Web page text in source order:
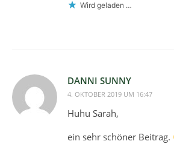
Wird geladen …
DANNI SUNNY
4. OKTOBER 2019 UM 16:47
Huhu Sarah,
ein sehr schöner Beitrag.